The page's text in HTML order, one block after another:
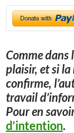
Comme dans
plaisir, et si
confirme,
travail
Pour en
d’intention.